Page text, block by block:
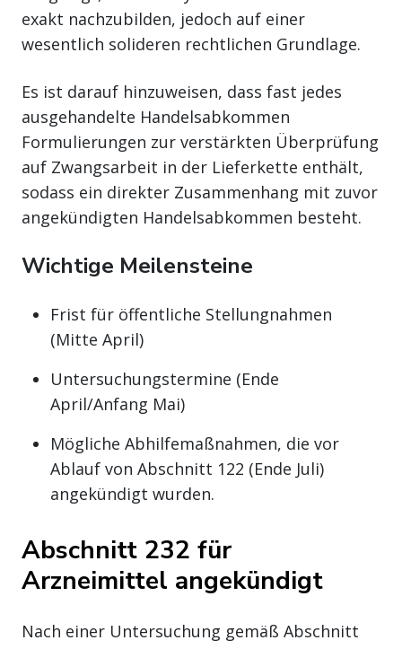
exakt nachzubilden, jedoch auf einer
wesentlich solideren rechtlichen Grundlage.
Es ist darauf hinzuweisen, dass fast jedes
ausgehandelte Handelsabkommen
Formulierungen zur verstärkten Überprüfung
auf Zwangsarbeit in der Lieferkette enthält,
sodass ein direkter Zusammenhang mit zuvor
angekündigten Handelsabkommen besteht.
Wichtige Meilensteine
Frist für öffentliche Stellungnahmen
(Mitte April)
Untersuchungstermine (Ende
April/Anfang Mai)
Mögliche Abhilfemaßnahmen, die vor
Ablauf von Abschnitt 122 (Ende Juli)
angekündigt wurden.
Abschnitt 232 für
Arzneimittel angekündigt
Nach einer Untersuchung gemäß Abschnitt